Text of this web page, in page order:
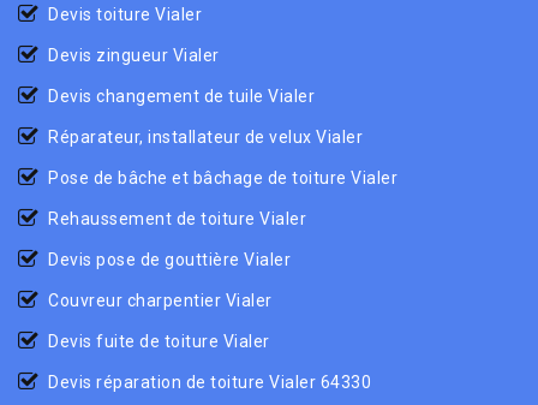
Devis toiture Vialer
Devis zingueur Vialer
Devis changement de tuile Vialer
Réparateur, installateur de velux Vialer
Pose de bâche et bâchage de toiture Vialer
Rehaussement de toiture Vialer
Devis pose de gouttière Vialer
Couvreur charpentier Vialer
Devis fuite de toiture Vialer
Devis réparation de toiture Vialer 64330